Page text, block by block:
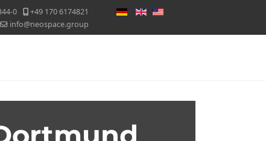
0
+49 170 6174821
info@neospace.group
Sprache auswählen